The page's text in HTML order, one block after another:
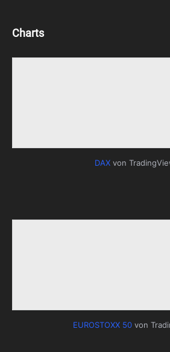
Charts
DAX von
EUROSTOXX 50 von